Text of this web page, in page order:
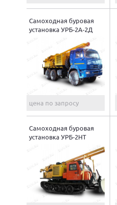
Самоходная буровая
установка УРБ-2А-2Д
цена по запросу
Самоходная буровая
установка УРБ-2НТ